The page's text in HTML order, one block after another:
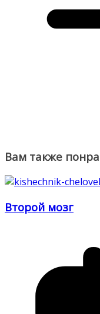
Вам также
Второй мозг